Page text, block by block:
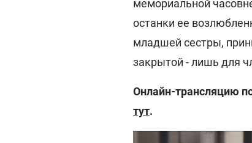
мемориальной
останки ее
младшей сестры,
закрытой - лишь для
Онлайн-трансляцию
тут.